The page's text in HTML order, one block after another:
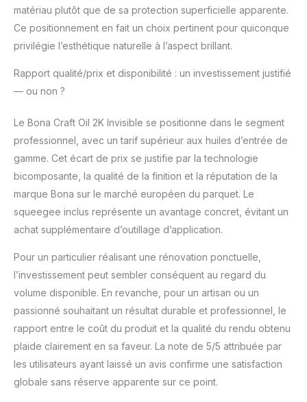
matériau plutôt que de sa protection superficielle apparente.
Ce positionnement en fait un choix pertinent pour quiconque
privilégie l’esthétique naturelle à l’aspect brillant.
Rapport qualité/prix et disponibilité : un investissement justifié
— ou non ?
Le Bona Craft Oil 2K Invisible se positionne dans le segment
professionnel, avec un tarif supérieur aux huiles d’entrée de
gamme. Cet écart de prix se justifie par la technologie
bicomposante, la qualité de la finition et la réputation de la
marque Bona sur le marché européen du parquet. Le
squeegee inclus représente un avantage concret, évitant un
achat supplémentaire d’outillage d’application.
Pour un particulier réalisant une rénovation ponctuelle,
l’investissement peut sembler conséquent au regard du
volume disponible. En revanche, pour un artisan ou un
passionné souhaitant un résultat durable et professionnel, le
rapport entre le coût du produit et la qualité du rendu obtenu
plaide clairement en sa faveur. La note de 5/5 attribuée par
les utilisateurs ayant laissé un avis confirme une satisfaction
globale sans réserve apparente sur ce point.